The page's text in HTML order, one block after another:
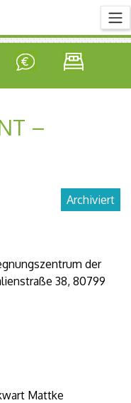
–
Archiviert
der
38, 80799
Mattke